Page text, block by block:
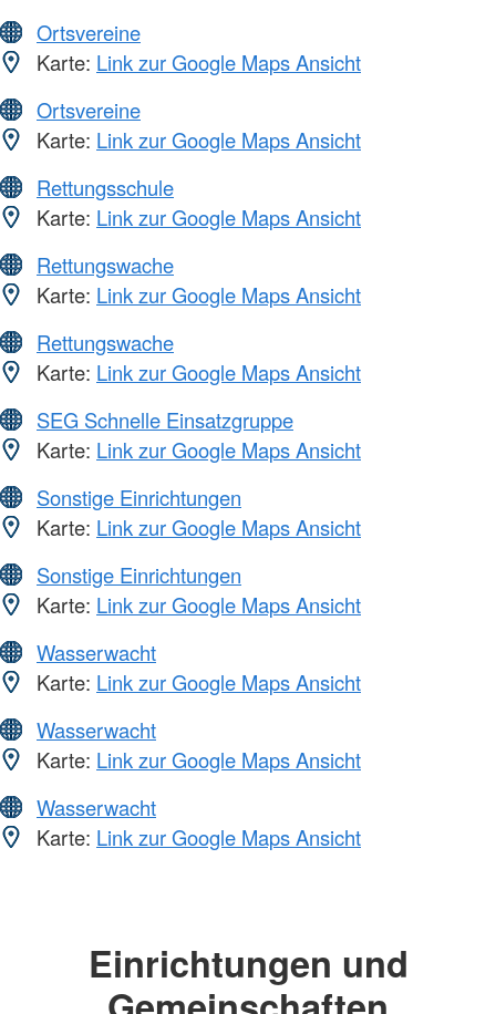
Ortsvereine
Karte: Link zur Google Maps Ansicht
Ortsvereine
Karte: Link zur Google Maps Ansicht
Rettungsschule
Karte: Link zur Google Maps Ansicht
Rettungswache
Karte: Link zur Google Maps Ansicht
Rettungswache
Karte: Link zur Google Maps Ansicht
SEG Schnelle Einsatzgruppe
Karte: Link zur Google Maps Ansicht
Sonstige Einrichtungen
Karte: Link zur Google Maps Ansicht
Sonstige Einrichtungen
Karte: Link zur Google Maps Ansicht
Wasserwacht
Karte: Link zur Google Maps Ansicht
Wasserwacht
Karte: Link zur Google Maps Ansicht
Wasserwacht
Karte: Link zur Google Maps Ansicht
Einrichtungen und